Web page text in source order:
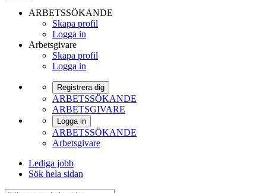
ARBETSSÖKANDE
Skapa profil
Logga in
Arbetsgivare
Skapa profil
Logga in
Registrera dig
ARBETSSÖKANDE
ARBETSGIVARE
Logga in
ARBETSSÖKANDE
Arbetsgivare
Lediga jobb
Sök hela sidan